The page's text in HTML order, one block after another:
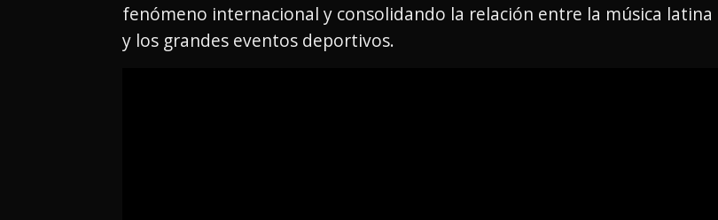
fenómeno internacional y consolidando la relación entre la música latina
y los grandes eventos deportivos.